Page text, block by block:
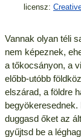
licensz:
Vannak olyan téli
nem képeznek,
a tőkocsányon, a
előbb-utóbb
elszárad, a földre
duggasd őket az
gyűjtsd be a